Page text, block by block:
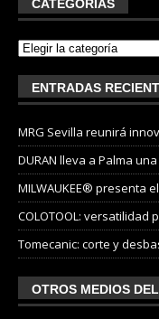
CATEGORÍAS
ENTRADAS
MRG Sevilla reunirá
DURAN lleva a Palma
MILWAUKEE® presenta
COLOTOOL: versatilidad
Tomecanic: corte y
OTROS MEDIOS